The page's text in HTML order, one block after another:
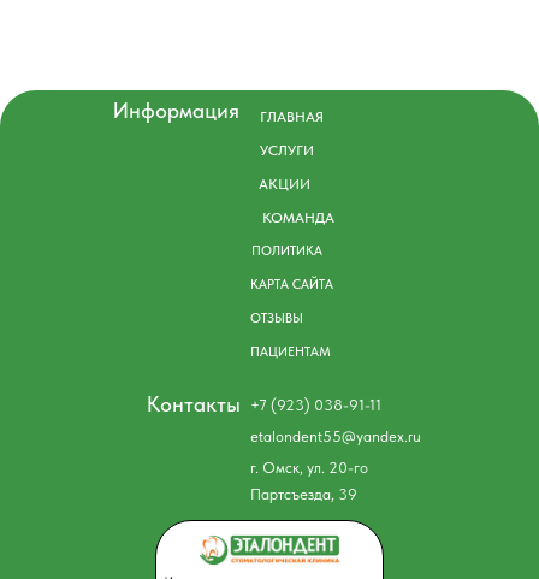
УСЛУГИ
АКЦИИ
КОМАНДА
Контакты
+7 (923) 038-91-11
etalondent55@yandex.ru
г. Омск, ул. 20-го
Партсъезда, 39
Информация ГЛАВНАЯ
ПОЛИТИКА
КАРТА САЙТА
ОТЗЫВЫ
ПАЦИЕНТАМ